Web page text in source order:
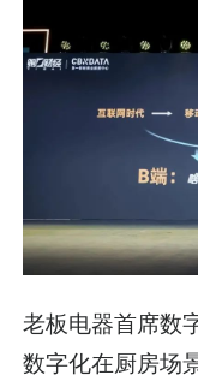
老板电器首席数
数字化在厨房场